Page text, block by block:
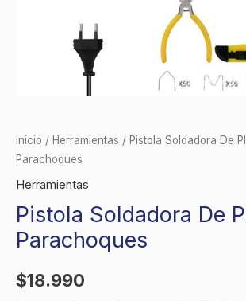
Inicio / Herramientas / Pistola Soldadora De
Parachoques
Herramientas
Pistola Soldadora De
Parachoques
$18.990